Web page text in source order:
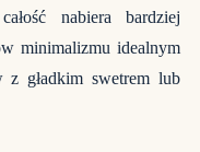
nabiera bardziej
minimalizmu idealnym
z gładkim swetrem lub